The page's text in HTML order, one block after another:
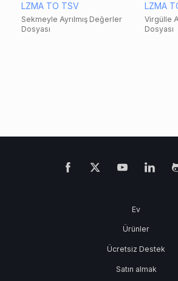
LZMA TO TSV
Sekmeyle Ayrılmış Değerler
Dosyası
LZMA
Virgülle
Dosyası
Ev
Ürünler
Ücretsiz Destek
Satın almak